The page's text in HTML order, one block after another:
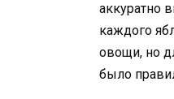
аккуратно
каждого
овощи, но
было